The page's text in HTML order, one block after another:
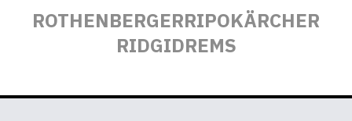
ROTHENBERGERRIPOKÄRCHER
RIDGIDREMS